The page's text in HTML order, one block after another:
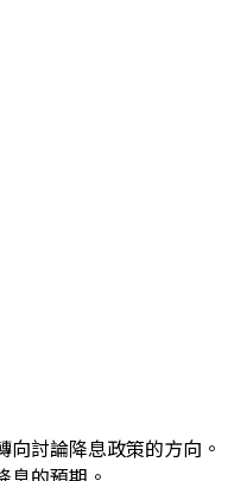
討論降息政策的方向。